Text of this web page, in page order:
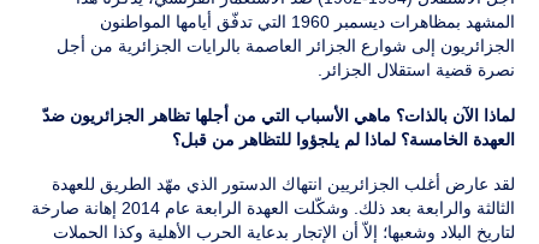
المشهد بمظاهرات ديسمبر 1960 التي تدفّق أيامها المواطنون
الجزائريون إلى شوارع الجزائر العاصمة بالرايات الجزائرية من أجل
نصرة قضية استقلال الجزائر.
لماذا الآن بالذات؟ ماهي الأسباب التي من أجلها تظاهر الجزائريون ضدّ
العهدة الخامسة؟ لماذا لم يلجؤوا للتظاهر من قبل؟
لقد عارض أغلب الجزائريين انتهاك الدستور الذي مهّد الطريق للعهدة
الثالثة والرابعة بعد ذلك. وشكّلت العهدة الرابعة عام 2014 إهانة صارخة
لتاريخ البلاد وشعبها؛ إلاّ أن الإتجار بدعاية الحرب الأهلية وكذا الحملات